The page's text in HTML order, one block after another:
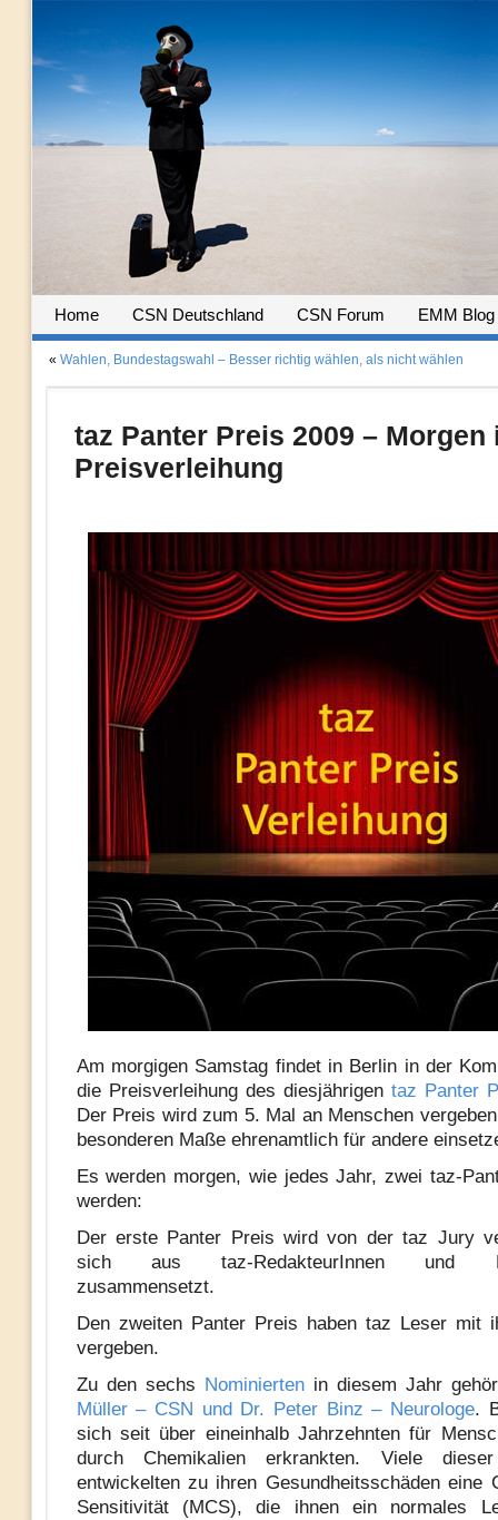
Home CSN Deutschland CSN Forum EMM Blog
« Wahlen, Bundestagswahl – Besser richtig wählen, als nicht wählen
taz Panter Preis 2009 – Morgen
Preisverleihung
Am morgigen Samstag findet in Berlin in der
die Preisverleihung des diesjährigen taz Panter
Der Preis wird zum 5. Mal an Menschen
besonderen Maße ehrenamtlich für andere
Es werden morgen, wie jedes Jahr, zwei taz-
werden:
Der erste Panter Preis wird von der taz Jury
sich aus taz-RedakteurInnen und
zusammensetzt.
Den zweiten Panter Preis haben taz Leser mit
vergeben.
Zu den sechs Nominiertenin diesem Jahr
Müller – CSN und Dr. Peter Binz – Neurologe.
sich seit über eineinhalb Jahrzehnten für
durch Chemikalien erkrankten. Viele
entwickelten zu ihren Gesundheitsschäden eine
Sensitivität (MCS), die ihnen ein normales